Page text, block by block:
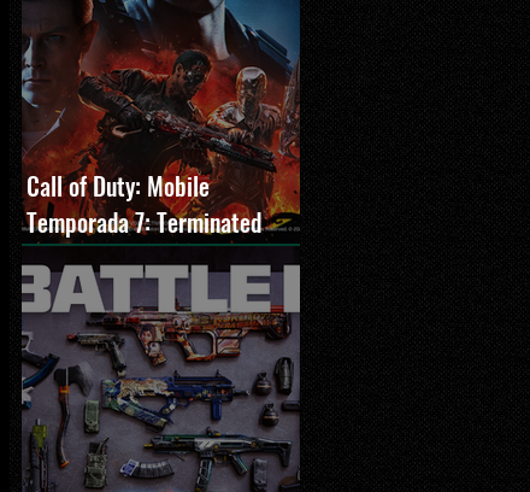
Call of Duty: Mobile
Temporada 7: Terminated
estreia com O Exterminador
do Futuro 2, novos modos e
Cronen Squall